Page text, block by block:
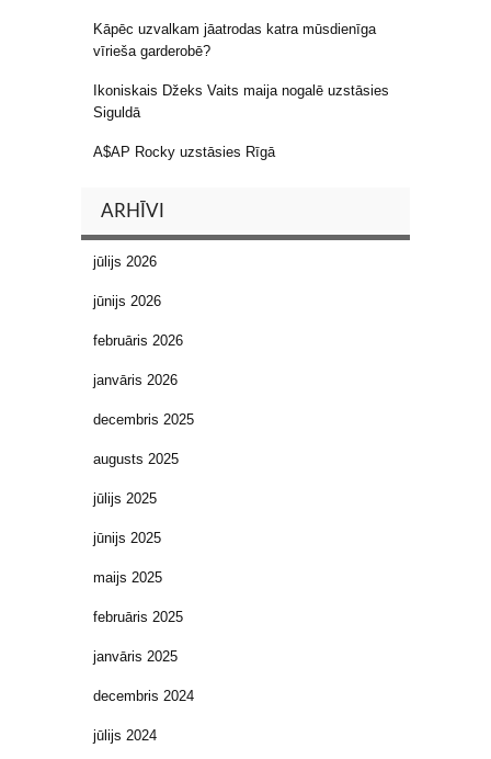
Kāpēc uzvalkam jāatrodas katra mūsdienīga
vīrieša garderobē?
Ikoniskais Džeks Vaits maija nogalē uzstāsies
Siguldā
A$AP Rocky uzstāsies Rīgā
ARHĪVI
jūlijs 2026
jūnijs 2026
februāris 2026
janvāris 2026
decembris 2025
augusts 2025
jūlijs 2025
jūnijs 2025
maijs 2025
februāris 2025
janvāris 2025
decembris 2024
jūlijs 2024